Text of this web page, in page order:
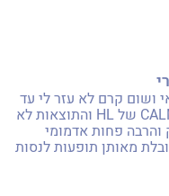
ושום קרם לא עזר לי עד
שהתחלתי להשתמש בסדרת CALM DERM של HL והתוצאות לא
והרבה פחות אדמומי
מאותן תופעות לנסות